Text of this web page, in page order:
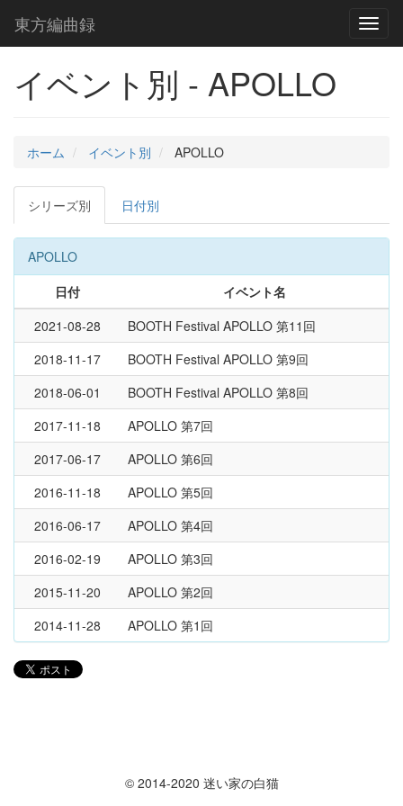
東方編曲録
イベント別 - APOLLO
ホーム イベント別 APOLLO
シリーズ別 日付別
APOLLO
日付
イベント名
2021-08-28
BOOTH Festival APOLLO 第11回
2018-11-17
BOOTH Festival APOLLO 第9回
2018-06-01
BOOTH Festival APOLLO 第8回
2017-11-18
APOLLO 第7回
2017-06-17
APOLLO 第6回
2016-11-18
APOLLO 第5回
2016-06-17
APOLLO 第4回
2016-02-19
APOLLO 第3回
2015-11-20
APOLLO 第2回
2014-11-28
APOLLO 第1回
© 2014-2020 迷い家の白猫